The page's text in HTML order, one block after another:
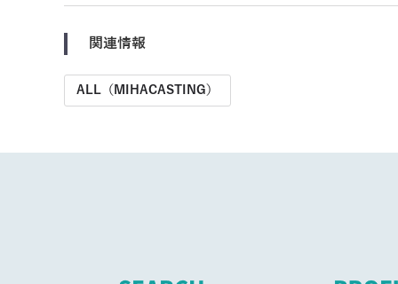
関連情報
ALL（MIHACASTING）